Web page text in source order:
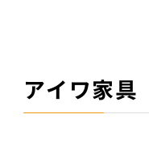
アイワ家具